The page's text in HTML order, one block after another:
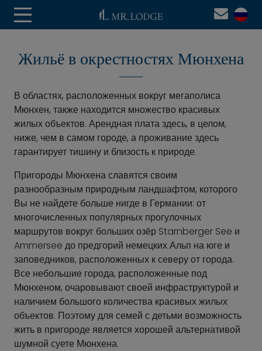
Жильё в окрестностях Мюнхена
В областях, расположенных вокруг мегаполиса
Мюнхен, также находится множество красивых
жилых объектов. Арендная плата здесь, в целом,
ниже, чем в самом городе, а проживание здесь
гарантирует тишину и близость к природе.
Пригороды Мюнхена славятся своим
разнообразным природным ландшафтом, которого
Вы не найдете больше нигде в Германии: от
многочисленных популярных прогулочных
маршрутов вокруг больших озёр Starnberger See и
Ammersee до предгорий немецких Альп на юге и
заповедников, расположенных к северу от города.
Все небольшие города, расположенные под
Мюнхеном, очаровывают своей инфраструктурой и
наличием большого количества красивых жилых
объектов. Поэтому для семей с детьми возможность
жить в пригороде является хорошей альтернативой
шумной суете Мюнхена.